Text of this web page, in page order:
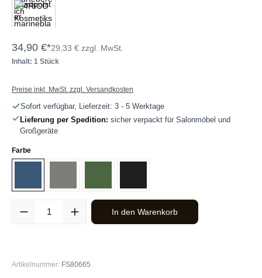
34,90 €*29,33 € zzgl. MwSt.
Inhalt: 1 Stück
Preise inkl. MwSt. zzgl. Versandkosten
Sofort verfügbar, Lieferzeit: 3 - 5 Werktage
Lieferung per Spedition: sicher verpackt für Salonmöbel und
Großgeräte
Farbeauswählen
Produkt Anzahl: Gib den gewünschten Wert ein oder benutze die
In den Warenkorb
Artikelnummer: FS80665